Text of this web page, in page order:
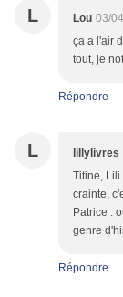
L Lou 03/
ça a l'air
tout, je
Répondre
L lillylivres
Titine, Lili
crainte,
Patrice :
genre
Répondre